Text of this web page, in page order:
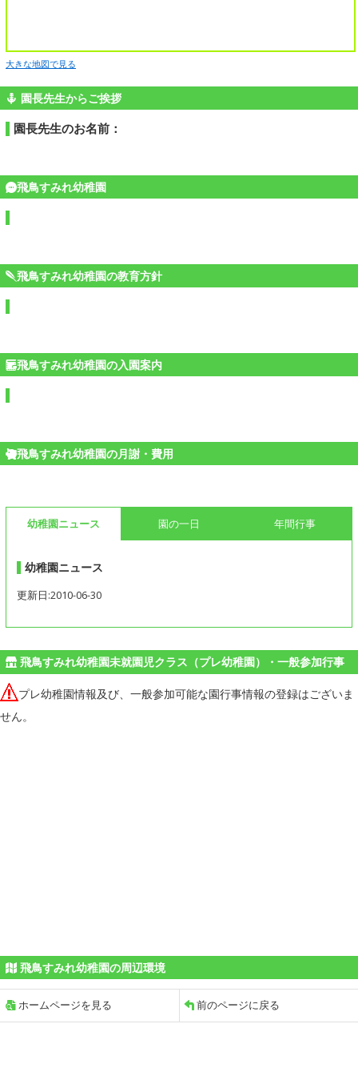
大きな地図で見る
園長先生からご挨拶
園長先生のお名前：
飛鳥すみれ幼稚園
飛鳥すみれ幼稚園の教育方針
飛鳥すみれ幼稚園の入園案内
飛鳥すみれ幼稚園の月謝・費用
幼稚園ニュース 園の一日 年間行事
幼稚園ニュース
更新日:2010-06-30
飛鳥すみれ幼稚園未就園児クラス（プレ幼稚園）・一般参加行事
プレ幼稚園情報及び、一般参加可能な園行事情報の登録はございま
せん。
飛鳥すみれ幼稚園の周辺環境
ホームページを見る 前のページに戻る